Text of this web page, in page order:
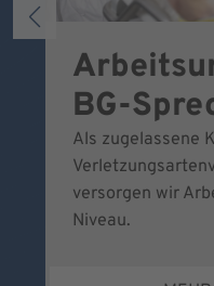
BG-
Als zugelassene
versorgen wir
Niveau.